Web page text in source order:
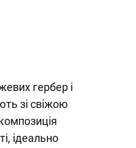
гербер і
зі свіжою
ідеально